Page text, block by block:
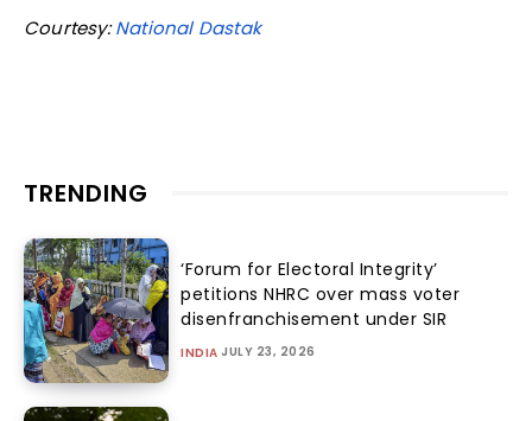
Courtesy:National Dastak
TRENDING
‘Forum for Electoral Integrity’
petitions NHRC over mass voter
disenfranchisement under SIR
INDIA JULY 23, 2026